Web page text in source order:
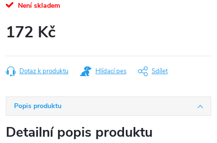
Není skladem
172 Kč
cena:
Dotaz k produktu Hlídací pes Sdílet
Popis produktu
Detailní popis produktu